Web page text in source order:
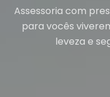
Assessoria com
para vocês
leveza e